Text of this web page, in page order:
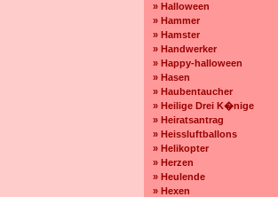
» Halloween
» Hammer
» Hamster
» Handwerker
» Happy-halloween
» Hasen
» Haubentaucher
» Heilige Drei K�nige
» Heiratsantrag
» Heissluftballons
» Helikopter
» Herzen
» Heulende
» Hexen